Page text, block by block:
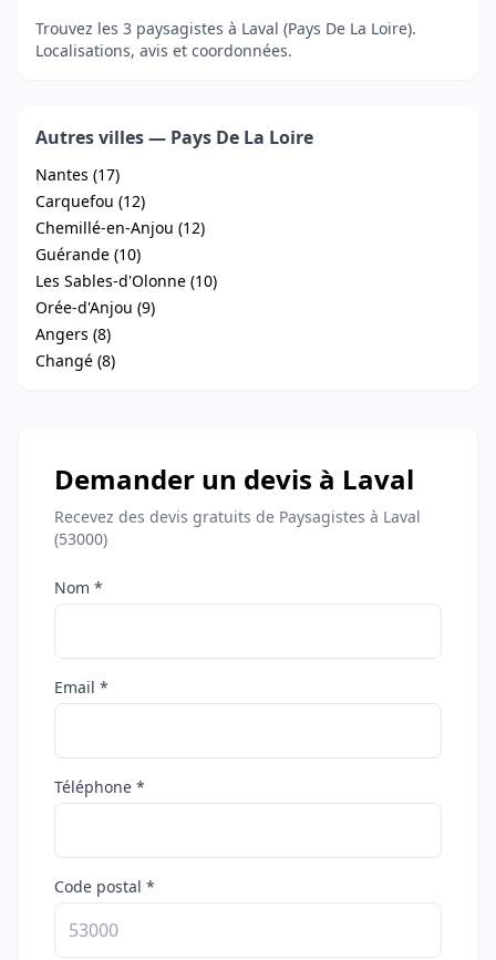
Trouvez les 3 paysagistes à Laval (Pays De La Loire).
Localisations, avis et coordonnées.
Autres villes — Pays De La Loire
Nantes (17)
Carquefou (12)
Chemillé-en-Anjou (12)
Guérande (10)
Les Sables-d'Olonne (10)
Orée-d'Anjou (9)
Angers (8)
Changé (8)
Demander un devis à Laval
Recevez des devis gratuits de Paysagistes à Laval
(53000)
Nom *
Email *
Téléphone *
Code postal *